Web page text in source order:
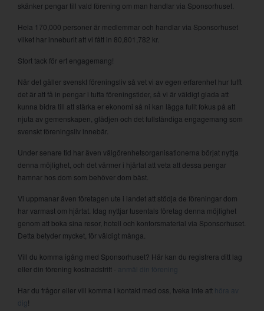
skänker pengar till vald förening om man handlar via Sponsorhuset.
Hela 170,000 personer är medlemmar och handlar via Sponsorhuset
vilket har inneburit att vi fått in 80,801,782 kr.
Stort tack för ert engagemang!
När det gäller svenskt föreningsliv så vet vi av egen erfarenhet hur tufft
det är att få in pengar i tuffa föreningstider, så vi är väldigt glada att
kunna bidra till att stärka er ekonomi så ni kan lägga fullt fokus på att
njuta av gemenskapen, glädjen och det fullständiga engagemang som
svenskt föreningsliv innebär.
Under senare tid har även välgörenhetsorganisationerna börjat nyttja
denna möjlighet, och det värmer i hjärtat att veta att dessa pengar
hamnar hos dom som behöver dom bäst.
Vi uppmanar även företagen ute i landet att stödja de föreningar dom
har varmast om hjärtat. Idag nyttjar tusentals företag denna möjlighet
genom att boka sina resor, hotell och kontorsmaterial via Sponsorhuset.
Detta betyder mycket, för väldigt många.
Vill du komma igång med Sponsorhuset? Här kan du registrera ditt lag
eller din förening kostnadsfritt -
anmäl din förening
Har du frågor eller vill komma i kontakt med oss, tveka inte att höra av
!